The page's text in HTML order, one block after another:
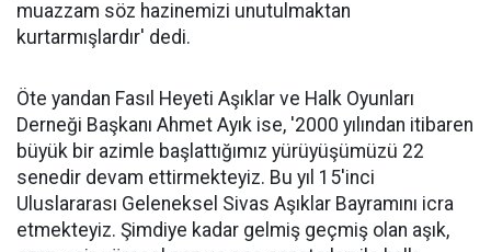
muazzam söz hazinemizi unutulmaktan
kurtarmışlardır' dedi.
Öte yandan Fasıl Heyeti Aşıklar ve Halk Oyunları
Derneği Başkanı Ahmet Ayık ise, '2000 yılından itibaren
büyük bir azimle başlattığımız yürüyüşümüzü 22
senedir devam ettirmekteyiz. Bu yıl 15'inci
Uluslararası Geleneksel Sivas Aşıklar Bayramını icra
etmekteyiz. Şimdiye kadar gelmiş geçmiş olan aşık,